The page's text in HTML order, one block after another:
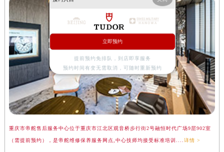
重庆市帝舵售后服务中心位于重庆市江北区观音桥步行街2号融恒时代广场9层902室
（需提前预约），是帝舵维修保养服务网点,中心技师均接受标准培训....详情 >
立即预约
提前预约免排队，到店即享服务
预约时间有变无需取消，可随时重新预约